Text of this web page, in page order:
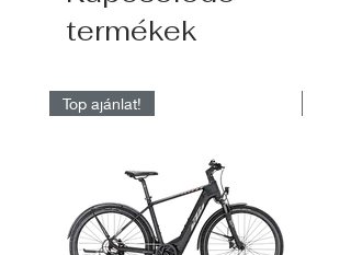
termékek
Top ajánlat!